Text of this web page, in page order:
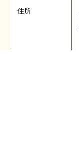
住所